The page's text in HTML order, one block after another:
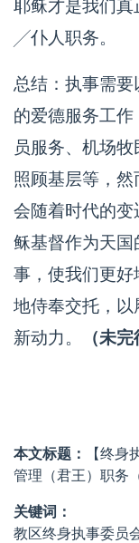
耶稣才是我们
╱仆人职务。
总结：执事需
的爱德服务工
员服务、机场牧
照顾基层等，
会随着时代的
稣基督作为天国
事，使我们更
地侍奉交托，
新动力。
（未完
本文标题：
【终
管理（君王）职务
关键词：
教区终身执事委员